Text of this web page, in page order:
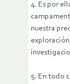
4. Es por
nuestra
5. En todo